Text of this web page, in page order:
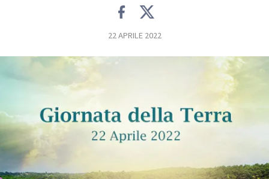
FOTO
CONCORSI
EVENTI
22 APRILE 2022